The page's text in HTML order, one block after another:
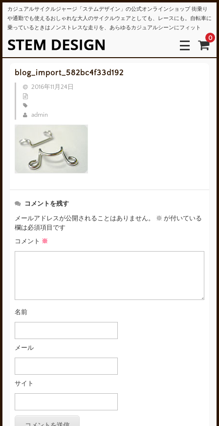
カジュアルサイクルジャージ「ステムデザイン」の公式オンラインショップ 街乗り
や通勤でも使えるおしゃれな大人のサイクルウェアとしても、レースにも。自転車に
乗っているときはノンストレスな走りを、あらゆるカジュアルシーンにフィット
0
blog_import_582bc4f33d192
2016年11月24日
admin
コメントを残す
メールアドレスが公開されることはありません。 ※ が付いている
欄は必須項目です
コメント ※
名前
メール
サイト